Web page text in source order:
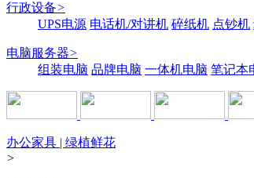
行政设备>
UPS电源 电话机/对讲机 碎纸机 点钞机
电脑服务器>
组装电脑 品牌电脑 一体机电脑 笔记本
办公家具 | 绿植鲜花
>